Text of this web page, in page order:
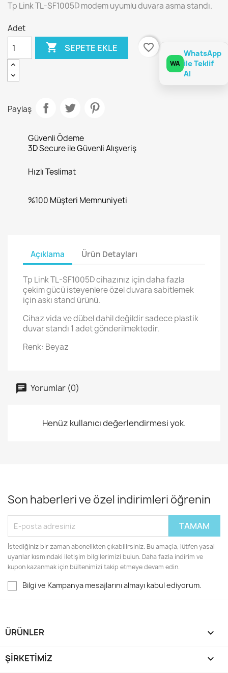
Tp Link TL-SF1005D modem uyumlu duvara asma standı.
Adet
 SEPETE EKLE favorite_border
WA
WhatsApp
ile Teklif
Al
Paylaş
Güvenli Ödeme
3D Secure ile Güvenli Alışveriş
Hızlı Teslimat
%100 Müşteri Memnuniyeti
Açıklama Ürün Detayları
Tp Link TL-SF1005D cihazınız için daha fazla
çekim gücü isteyenlere özel duvara sabitlemek
için askı stand ürünü.
Cihaz vida ve dübel dahil değildir sadece plastik
duvar standı 1 adet gönderilmektedir.
Renk: Beyaz
Yorumlar (0)
Henüz kullanıcı değerlendirmesi yok.
Son haberleri ve özel indirimleri öğrenin
İstediğiniz bir zaman abonelikten çıkabilirsiniz. Bu amaçla, lütfen yasal
uyarılar kısmındaki iletişim bilgilerimizi bulun. Daha fazla indirim ve
kupon kazanmak için bültenimizi takip etmeye devam edin.
Bilgi ve Kampanya mesajlarını almayı kabul ediyorum.
ÜRÜNLER 
ŞIRKETIMIZ 